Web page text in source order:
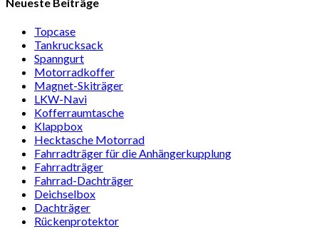
Topcase
Tan­kruck­sack
Spann­gurt
Motor­rad­koffer
Magnet-Ski­träger
LKW-Navi
Kof­fer­raum­ta­sche
Klappbox
Heck­ta­sche Motorrad
Fahr­rad­träger für die Anhän­ger­kup­p­lung
Fahr­rad­träger
Fahrrad-Dach­träger
Deich­selbox
Dach­träger
Rücken­pro­tektor